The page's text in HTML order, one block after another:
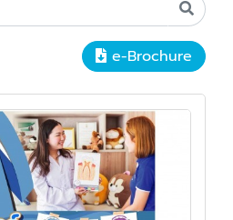
e-Brochure